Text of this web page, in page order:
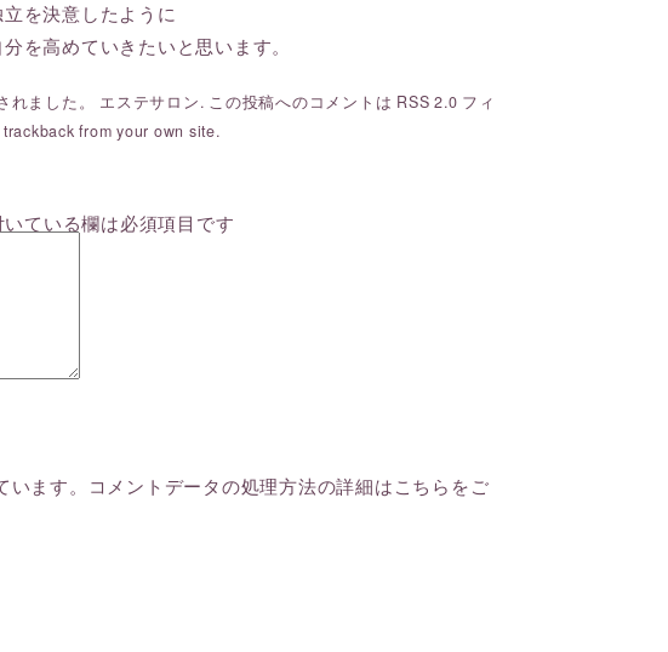
を決意したように
を高めていきたいと思います。
れました。 エステサロン. この投稿へのコメントは RSS 2.0 フィ
trackback from your own site.
いている欄は必須項目です
ます。
コメントデータの処理方法の詳細はこちらをご